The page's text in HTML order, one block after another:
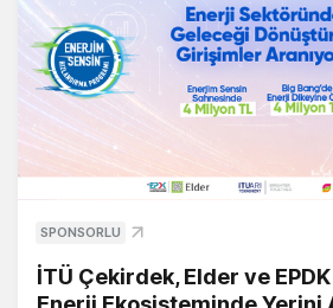
SPONSORLU
İTÜ Çekirdek, Elder ve